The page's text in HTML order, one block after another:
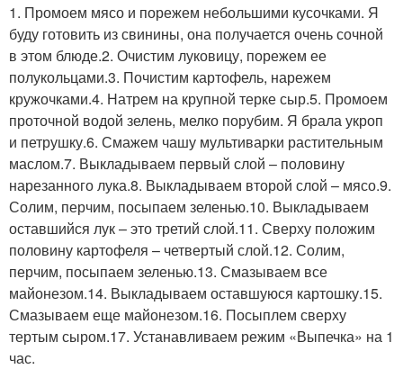
1. Промоем мясо и порежем небольшими кусочками. Я
буду готовить из свинины, она получается очень сочной
в этом блюде.2. Очистим луковицу, порежем ее
полукольцами.3. Почистим картофель, нарежем
кружочками.4. Натрем на крупной терке сыр.5. Промоем
проточной водой зелень, мелко порубим. Я брала укроп
и петрушку.6. Смажем чашу мультиварки растительным
маслом.7. Выкладываем первый слой – половину
нарезанного лука.8. Выкладываем второй слой – мясо.9.
Солим, перчим, посыпаем зеленью.10. Выкладываем
оставшийся лук – это третий слой.11. Сверху положим
половину картофеля – четвертый слой.12. Солим,
перчим, посыпаем зеленью.13. Смазываем все
майонезом.14. Выкладываем оставшуюся картошку.15.
Смазываем еще майонезом.16. Посыплем сверху
тертым сыром.17. Устанавливаем режим «Выпечка» на 1
час.